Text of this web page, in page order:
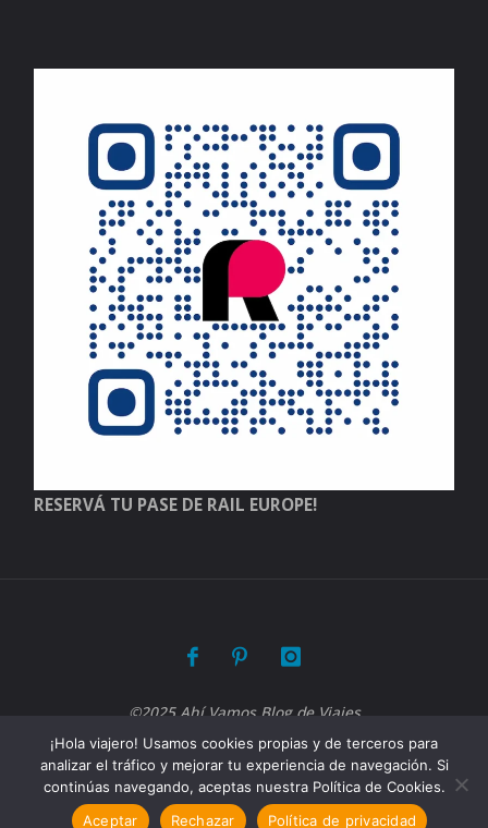
RESERVÁ TU PASE DE RAIL EUROPE!
©2025 Ahí Vamos Blog de Viajes
Funciona conFluida&WordPress.
¡Hola viajero! Usamos cookies propias y de terceros para
analizar el tráfico y mejorar tu experiencia de navegación. Si
continúas navegando, aceptas nuestra Política de Cookies.
Aceptar
Rechazar Política de privacidad